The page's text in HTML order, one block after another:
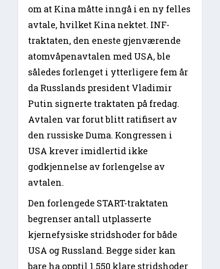
om at Kina måtte inngå i en ny felles
avtale, hvilket Kina nektet. INF-
traktaten, den eneste gjenværende
atomvåpenavtalen med USA, ble
således forlenget i ytterligere fem år
da Russlands president Vladimir
Putin signerte traktaten på fredag.
Avtalen var forut blitt ratifisert av
den russiske Duma. Kongressen i
USA krever imidlertid ikke
godkjennelse av forlengelse av
avtalen.
Den forlengede START-traktaten
begrenser antall utplasserte
kjernefysiske stridshoder for både
USA og Russland. Begge sider kan
bare ha opptil 1.550 klare stridshoder